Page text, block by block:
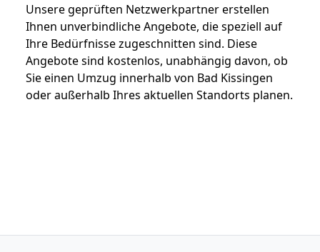
Unsere geprüften Netzwerkpartner erstellen
Ihnen unverbindliche Angebote, die speziell auf
Ihre Bedürfnisse zugeschnitten sind. Diese
Angebote sind kostenlos, unabhängig davon, ob
Sie einen Umzug innerhalb von Bad Kissingen
oder außerhalb Ihres aktuellen Standorts planen.